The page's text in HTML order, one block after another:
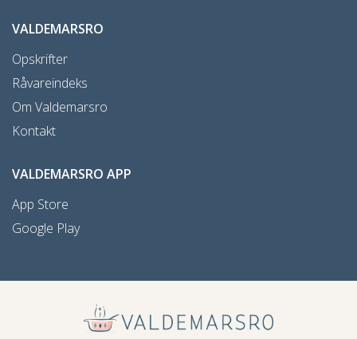
VALDEMARSRO
Opskrifter
Råvareindeks
Om Valdemarsro
Kontakt
VALDEMARSRO APP
App Store
Google Play